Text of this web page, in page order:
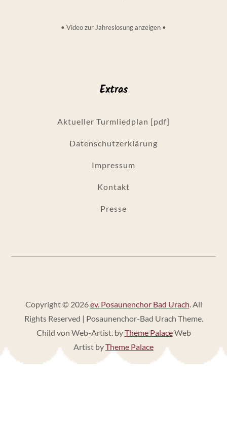
• Video zur Jahreslosung anzeigen •
Extras
Aktueller Turmliedplan [pdf]
Datenschutzerklärung
Impressum
Kontakt
Presse
Copyright © 2026ev. Posaunenchor Bad Urach. All
Rights Reserved | Posaunenchor-Bad Urach Theme.
Child von Web-Artist. byTheme PalaceWeb
Artist byTheme Palace